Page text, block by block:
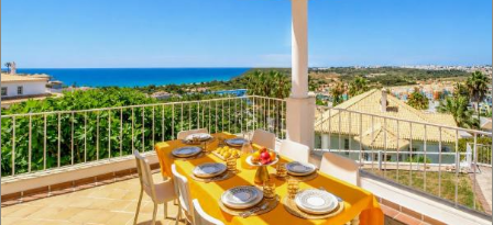
8.0 1 recensione
Santa Maria N By Check-in Portugal
chalet,Albufeira
Situata in un tranquillo complesso residenziale ad Albufeira,